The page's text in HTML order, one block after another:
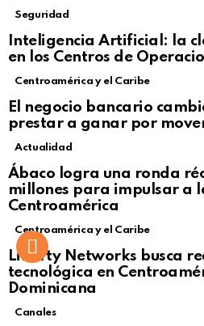
Seguridad
Inteligencia Artificial: la
en los Centros de
Centroamérica y el Caribe
El negocio bancario
prestar a ganar por
Not Safe For
Click to view
Actualidad
Ábaco logra una ronda
millones para impulsar a
Centroamérica
Centroamérica y el Caribe
Liberty Networks busca
tecnológica en
Dominicana
Canales